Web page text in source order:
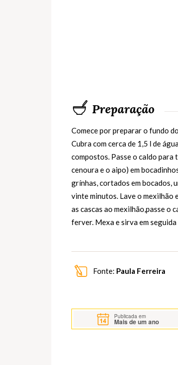
Preparação
Comece por preparar o fundo
Cubra com cerca de 1,5 l de
compostos. Passe o caldo para
cenoura e o aipo) em
grínhas, cortados em bocados,
vinte minutos. Lave o mexilhão
as cascas ao mexilhão,passe o
ferver. Mexa e sirva em
Fonte: Paula Ferreira
Publicada em
Mais de um ano